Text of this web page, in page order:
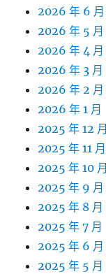
2026 年 6 月
2026 年 5 月
2026 年 4 月
2026 年 3 月
2026 年 2 月
2026 年 1 月
2025 年 12 月
2025 年 11 月
2025 年 10 月
2025 年 9 月
2025 年 8 月
2025 年 7 月
2025 年 6 月
2025 年 5 月